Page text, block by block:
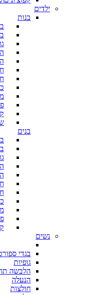
ילדים
בנות
בנים
נשים
בגדי
גופיות
הלבשה
הנעלה
חולצות